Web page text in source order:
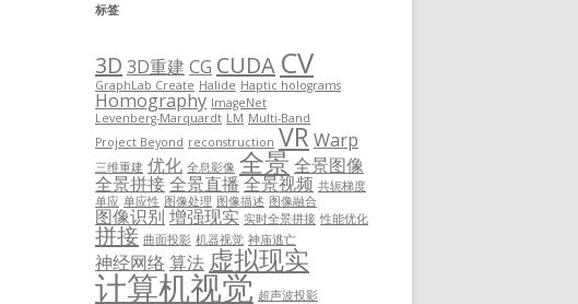
标签
3D 3D重建 CG CUDA CV
GraphLab Create Halide Haptic holograms
Homography ImageNet
Levenberg-Marquardt LM Multi-Band
Project Beyond reconstruction VRWarp
三维重建 优化 全息影像 全景全景图像
全景拼接全景直播 全景视频 共轭梯度
单应 单应性 图像处理 图像描述 图像融合
图像识别 增强现实 实时全景拼接 性能优化
拼接 曲面投影 机器视觉 神庙逃亡
神经网络 算法 虚拟现实
计算机视觉 超声波投影